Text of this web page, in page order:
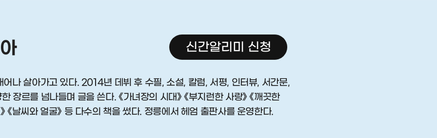
신간알리미 신청
나 살아가고 있다. 2014년 데뷔 후 수필, 소설, 칼럼, 서평, 인터뷰, 서간문,
장르를 넘나들며 글을 쓴다. 《가녀장의 시대》 《부지런한 사랑》 《깨끗한
》 《날씨와 얼굴》 등 다수의 책을 썼다. 정릉에서 헤엄 출판사를 운영한다.